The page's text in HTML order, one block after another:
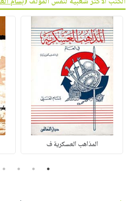
المذاهب العسكرية ف
1
2
3
4